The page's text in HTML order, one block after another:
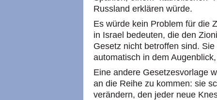
Russland erklären würde.
Es würde kein Problem für die
in Israel bedeuten, die den
Gesetz nicht betroffen sind.
automatisch in dem
Eine andere Gesetzesvorlage
an die Reihe zu kommen: sie
verändern, den jeder neue